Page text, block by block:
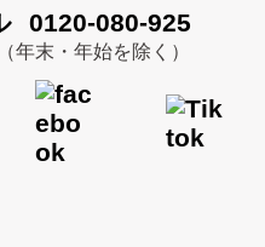
0120-080-925
年末・年始を除く）